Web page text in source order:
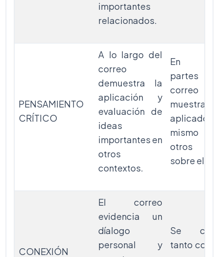
importantes
relacionados.
PENSAMIENTO
CRÍTICO
A lo largo del
correo
demuestra la
aplicación y
evaluación de
ideas
importantes en
otros
contextos.
En
partes
correo el
muestra
aplicado
mismo y
otros
sobre el
CONEXIÓN
El correo
evidencia un
díalogo
personal y
Se
tanto con